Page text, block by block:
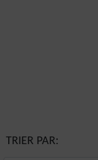
TRIER PAR: